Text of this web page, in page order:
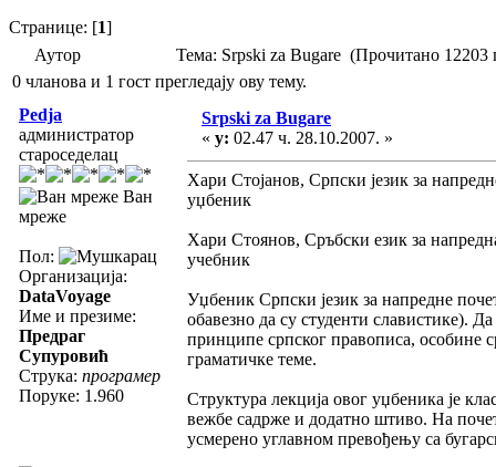
Странице: [1]
Аутор
Тема: Srpski za Bugare (Прочитано 12203
0 чланова и 1 гост прегледају ову тему.
Pedja
администратор
староседелац
Ван
мреже
Пол:
Организација:
DataVoyage
Име и презиме:
Предраг
Супуровић
Струка: програмер
Поруке: 1.960
Srpski za Bugare
« у: 02.47 ч. 28.10.2007. »
Хари Стојанов, Српски језик за
уџбеник
Хари Стоянов, Сръбски език за
учебник
Уџбеник Српски језик за напредне
обавезно да су студенти славистике).
принципе српског правописа, особине
граматичке теме.
Структура лекција овог уџбеника је
вежбе садрже и додатно штиво. На
усмерено углавном превођењу са